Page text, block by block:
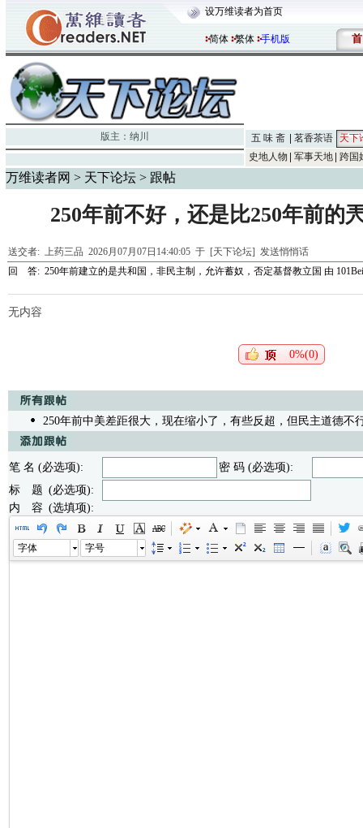
设万维读者为首页
简体 繁体 手机版 首
版主： 纳川 五 味 斋 茗香茶语
天下
史地人物
军事天地 跨国
万维读者网 > 天下论坛 > 跟帖
250年前不好，还是比250年前的
送交者: 上药三品 2026月07月07日14:40:05 于 [天下论坛] 发送悄悄话
回 答: 250年前建立的是共和国，非民主制，允许蓄奴，否定基督教立国 由
无内容
0%(0)
250年前中美差距很大，现在缩小了，有些反超，但民主道德不
笔 名 (必选项):
密 码 (必选项):
标 题 (必选项):
内 容 (选填项):
字体 字号